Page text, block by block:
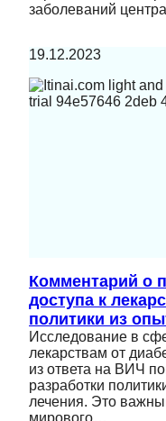
заболеваний
19.12.2023
Комментарий о
доступа к
политики из
Исследование в
лекарствам от
из ответа на ВИЧ
разработки
лечения. Это
мирового…